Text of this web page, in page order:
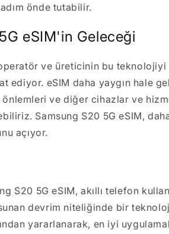
önde tutabilir.
eSIM'in Geleceği
ve üreticinin bu teknolojiyi
ediyor. eSIM daha yaygın hale
ve diğer cihazlar ve
Samsung S20 5G eSIM, daha
açıyor.
S20 5G eSIM, akıllı telefon
devrim niteliğinde bir
yararlanarak, en iyi